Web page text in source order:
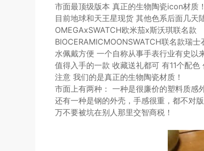
市面最顶级版本 真正的生物陶瓷icon材质
目前地球和天王星现货 其他色系后面几天
OMEGAxSWATCH欧米茄x斯沃琪联名款
BIOCERAMICMOONSWATCH联名款瑞
水佩戴方便 一个自称从事手表行业有史以
值得入手的一款 收藏送礼都可 有11个配色
注意 我们的是真正的生物陶瓷材质！
市面上有两种： 一种是很廉价的塑料质感
还有一种是钢的外壳，手感很重，都不对
万不要被坑在别人那里交智商税！